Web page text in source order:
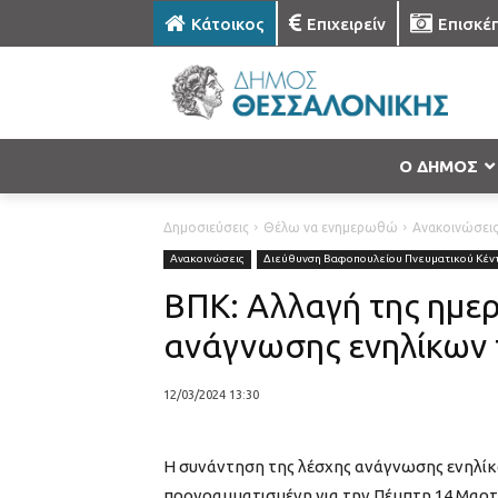
Κάτοικος Επιχειρείν
Ο ΔΗΜΟΣ
Δημοσιεύσεις Θέλω να ενημερωθώ Ανακοινώσεις
Ανακοινώσεις Διεύθυνση Βαφοπουλείου Πνευματικού
ΒΠΚ: Αλλαγή της
ανάγνωσης ενηλίκων
12/03/2024 13:30
Η συνάντηση της λέσχης ανάγνωσης